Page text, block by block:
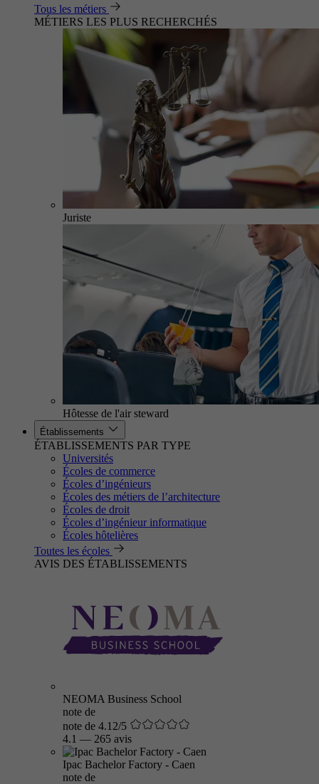
Tous les métiers
MÉTIERS LES PLUS RECHERCHÉS
Juriste
Hôtesse de l'air steward
Établissements
ÉTABLISSEMENTS PAR TYPE
Universités
Écoles de commerce
Écoles d’ingénieurs
Écoles des métiers de l’architecture
Écoles de droit
Écoles d’ingénieur informatique
Écoles hôtelières
Toutes les écoles
AVIS DES ÉTABLISSEMENTS
NEOMA Business School
note de
note de 4.12/5
4.1 — 265 avis
Ipac Bachelor Factory - Caen
note de